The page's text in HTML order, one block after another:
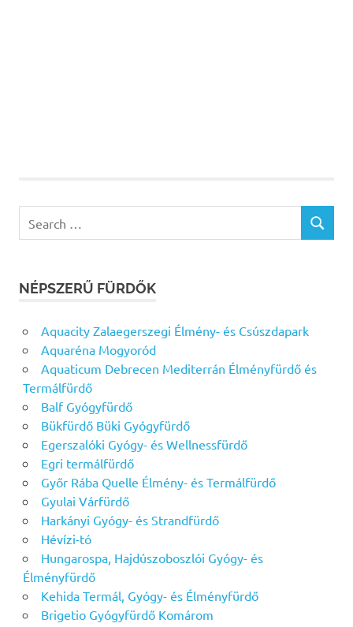
for:
SEARCH
NÉPSZERŰ FÜRDŐK
Aquacity Zalaegerszegi Élmény- és Csúszdapark
Aquaréna Mogyoród
Aquaticum Debrecen Mediterrán Élményfürdő és
Termálfürdő
Balf Gyógyfürdő
Bükfürdő Büki Gyógyfürdő
Egerszalóki Gyógy- és Wellnessfürdő
Egri termálfürdő
Győr Rába Quelle Élmény- és Termálfürdő
Gyulai Várfürdő
Harkányi Gyógy- és Strandfürdő
Hévízi-tó
Hungarospa, Hajdúszoboszlói Gyógy- és
Élményfürdő
Kehida Termál, Gyógy- és Élményfürdő
Brigetio Gyógyfürdő Komárom